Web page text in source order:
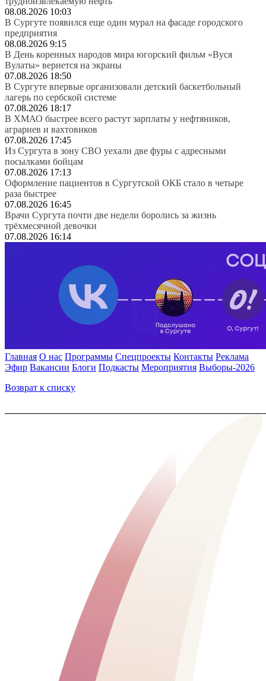
08.08.2026 10:03
В Сургуте появился еще один мурал на фасаде городского
предприятия
08.08.2026 9:15
В День коренных народов мира югорский фильм «Вуся
Вулаты» вернется на экраны
07.08.2026 18:50
В Сургуте впервые организовали детский баскетбольный
лагерь по сербской системе
07.08.2026 18:17
В ХМАО быстрее всего растут зарплаты у нефтяников,
аграриев и вахтовиков
07.08.2026 17:45
Из Сургута в зону СВО уехали две фуры с адресными
посылками бойцам
07.08.2026 17:13
Оформление пациентов в Сургутской ОКБ стало в четыре
раза быстрее
07.08.2026 16:45
Врачи Сургута почти две недели боролись за жизнь
трёхмесячной девочки
07.08.2026 16:14
Главная О нас Программы Спецпроекты Контакты Реклама
Эфир Вакансии Блоги Подкасты Мероприятия Выборы-2026
Возврат к списку